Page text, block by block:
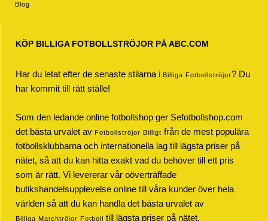
Blog
KÖP BILLIGA FOTBOLLSTRÖJOR PÅ ABC.COM
Har du letat efter de senaste stilarna i Billiga Fotbollströjor? Du
har kommit till rätt ställe!
Som den ledande online fotbollshop ger Sefotbollshop.com
det bästa urvalet av Fotbollströjor Billigt från de mest populära
fotbollsklubbarna och internationella lag till lägsta priser på
nätet, så att du kan hitta exakt vad du behöver till ett pris
som är rätt. Vi levererar vår oöverträffade
butikshandelsupplevelse online till våra kunder över hela
världen så att du kan handla det bästa urvalet av
Billiga Matchtröjor Fotboll till lägsta priser på nätet.